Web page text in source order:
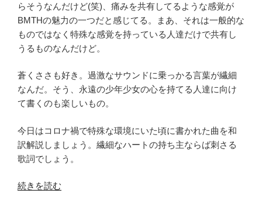
らそうなんだけど(笑)、痛みを共有してるような感覚が
BMTHの魅力の一つだと感じてる。まあ、それは一般的な
ものではなく特殊な感覚を持っている人達だけで共有し
うるものなんだけど。
蒼くささも好き。過激なサウンドに乗っかる言葉が繊細
なんだ。そう、永遠の少年少女の心を持てる人達に向け
て書くのも楽しいもの。
今日はコロナ禍で特殊な環境にいた頃に書かれた曲を和
訳解説しましょう。繊細なハートの持ち主ならば刺さる
歌詞でしょう。
“Bring
続きを読む